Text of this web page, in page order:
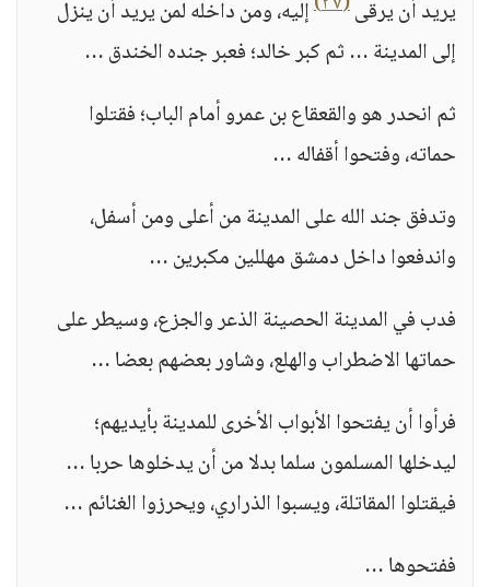
يريد أن يرقى
إليه، ومن داخله لمن يريد أن ينزل
إلى المدينة … ثم كبر خالد؛ فعبر جنده الخندق …
ثم انحدر هو والقعقاع بن عمرو أمام الباب؛ فقتلوا
حماته، وفتحوا أقفاله …
وتدفق جند الله على المدينة من أعلى ومن أسفل،
واندفعوا داخل دمشق مهللين مكبرين …
فدب في المدينة الحصينة الذعر والجزع، وسيطر على
حماتها الاضطراب والهلع، وشاور بعضهم بعضا …
فرأوا أن يفتحوا الأبواب الأخرى للمدينة بأيديهم؛
ليدخلها المسلمون سلما بدلا من أن يدخلوها حربا …
فيقتلوا المقاتلة، ويسبوا الذراري، ويحرزوا الغنائم …
ففتحوها …